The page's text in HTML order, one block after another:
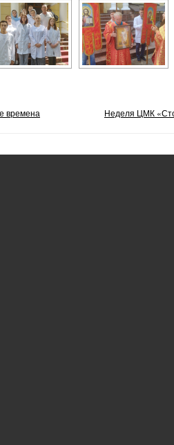
времена Неделя ЦМК